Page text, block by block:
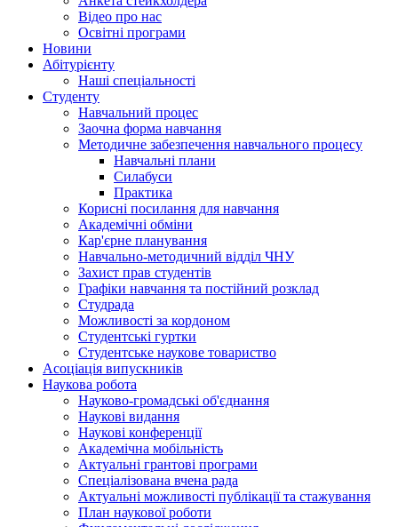
Відео про нас
Освітні програми
Hовини
Абітурієнту
Наші спеціальності
Студенту
Навчальний процес
Заочна форма навчання
Методичне забезпечення навчального процесу
Навчальні плани
Силабуси
Практика
Корисні посилання для навчання
Академічні обміни
Кар'єрне планування
Навчально-методичний відділ ЧНУ
Захист прав студентів
Графіки навчання та постійний розклад
Студрада
Можливості за кордоном
Студентські гуртки
Студентське наукове товариство
Асоціація випускників
Наукова робота
Науково-громадські об'єднання
Наукові видання
Наукові конференції
Академічна мобільність
Актуальні грантові програми
Спеціалізована вчена рада
Актуальні можливості публікації та стажування
План наукової роботи